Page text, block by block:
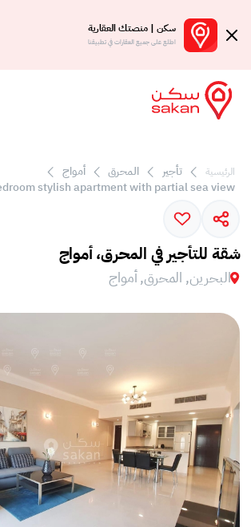
سكن | منصتك العقارية
اطلع على جميع العقارات في تطبيقنا
بالعمولة
الرئيسية تأجير المحرق
أمواج
شقة للتأجير في المحرق، أمواج
البحرين, المحرق, أمواج